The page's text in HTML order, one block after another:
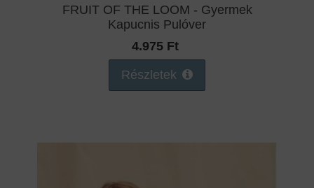
FRUIT OF THE LOOM - Gyermek
Kapucnis Pulóver
4.975 Ft
Részletek